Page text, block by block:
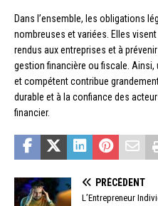
Dans l’ensemble, les obligations
nombreuses et variées. Elles
rendus aux entreprises et à
gestion financière ou fiscale.
et compétent contribue
durable et à la confiance des
financier.
PRÉCÉDENT
L’Entrepreneur